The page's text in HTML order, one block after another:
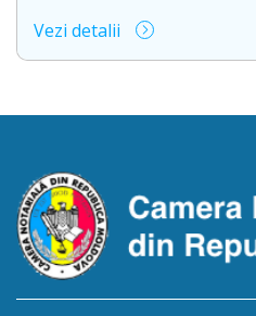
succesorale în urma
ION, născut/ă la
/cincisprezece mai anul
Vezi detalii